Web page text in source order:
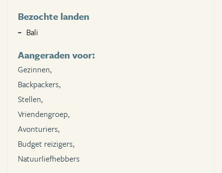
Bezochte landen
Bali
Aangeraden voor:
Gezinnen,
Backpackers,
Stellen,
Vriendengroep,
Avonturiers,
Budget reizigers,
Natuurliefhebbers